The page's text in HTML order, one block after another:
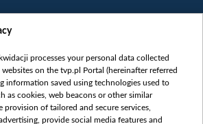
Категорії
Новини
processes your personal data collected
on the tvp.pl Portal (hereinafter referred
information saved using technologies used to
as cookies, web beacons or other similar
provision of tailored and secure services,
provide social media features and